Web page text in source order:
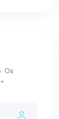
Os